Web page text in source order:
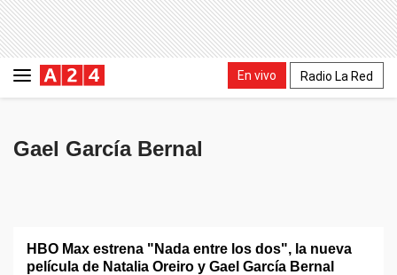
En vivo Radio La Red
Gael García Bernal
HBO Max estrena "Nada entre los dos", la nueva
película de Natalia Oreiro y Gael García Bernal